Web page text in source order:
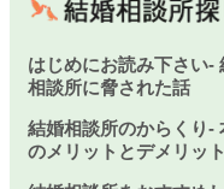
はじめにお読み下さい-
相談所に脅された話
結婚相談所のからくり-
のメリットとデメリット